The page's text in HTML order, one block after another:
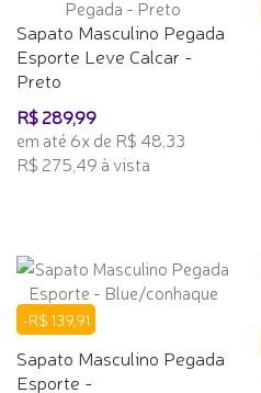
Sapato Masculino Pegada
Esporte Leve Calcar -
Preto
R$ 289,99
em até 6x de R$ 48,33
R$ 275,49 à vista
-R$ 139,91
Sapato Masculino Pegada
Esporte -